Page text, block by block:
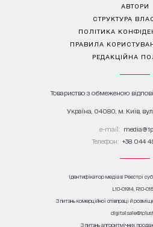
АВТОРИ
СТРУКТУРА
ПОЛІТИКА
ПРАВИЛА
РЕДАКЦІЙНА
Товариство з обмеженою
Україна, 04080, м. Київ,
е-mail:
Телефон: +38 044
Ідентифікатор медіа в Реєстрі
L10-01914, R10-
З питань комерційної співпраці й
З питань алгоритмічних